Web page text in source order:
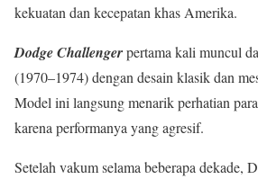
kekuatan dan kecepatan khas Amerika.
Dodge Challengerpertama kali muncul
(1970–1974) dengan desain klasik dan
Model ini langsung menarik perhatian
karena performanya yang agresif.
Setelah vakum selama beberapa dekade,